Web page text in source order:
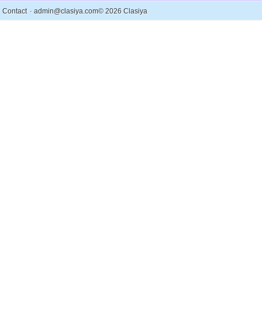
Contact . admin@clasiya.com© 2026 Clasiya